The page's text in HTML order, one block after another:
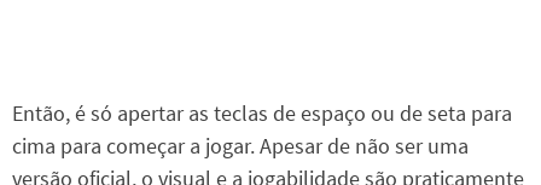
Então, é só apertar as teclas de espaço ou de seta para
cima para começar a jogar. Apesar de não ser uma
versão oficial, o visual e a jogabilidade são praticamente